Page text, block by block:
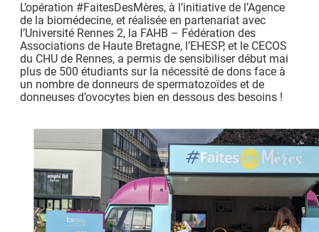
L’opération #FaitesDesMères, à l’initiative de l’Agence
de la biomédecine, et réalisée en partenariat avec
l’Université Rennes 2, la FAHB – Fédération des
Associations de Haute Bretagne, l’EHESP, et le CECOS
du CHU de Rennes, a permis de sensibiliser début mai
plus de 500 étudiants sur la nécessité de dons face à
un nombre de donneurs de spermatozoïdes et de
donneuses d’ovocytes bien en dessous des besoins !